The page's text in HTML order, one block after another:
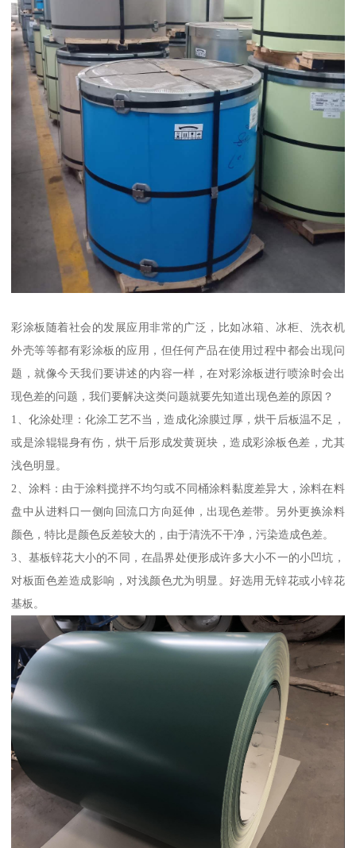
彩涂板随着社会的发展应用非常的广泛，比如冰箱、冰柜、洗衣机
外壳等等都有彩涂板的应用，但任何产品在使用过程中都会出现问
题，就像今天我们要讲述的内容一样，在对彩涂板进行喷涂时会出
现色差的问题，我们要解决这类问题就要先知道出现色差的原因？
1、化涂处理：化涂工艺不当，造成化涂膜过厚，烘干后板温不足，
或是涂辊辊身有伤，烘干后形成发黄斑块，造成彩涂板色差，尤其
浅色明显。
2、涂料：由于涂料搅拌不均匀或不同桶涂料黏度差异大，涂料在料
盘中从进料口一侧向回流口方向延伸，出现色差带。另外更换涂料
颜色，特比是颜色反差较大的，由于清洗不干净，污染造成色差。
3、基板锌花大小的不同，在晶界处便形成许多大小不一的小凹坑，
对板面色差造成影响，对浅颜色尤为明显。好选用无锌花或小锌花
基板。